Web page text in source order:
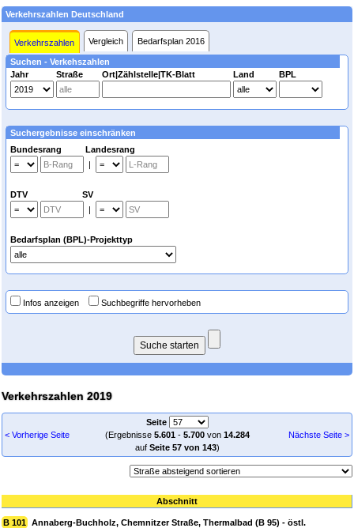
Verkehrszahlen Deutschland
Verkehrszahlen Vergleich Bedarfsplan 2016
Suchen - Verkehszahlen
Jahr
Straße Ort|Zählstelle|TK-Blatt Land BPL
Suchergebnisse einschränken
Bundesrang Landesrang
|
DTV SV
|
Bedarfsplan (BPL)-Projekttyp
Infos anzeigen Suchbegriffe hervorheben
Verkehrszahlen 2019
< Vorherige Seite
Seite
(Ergebnisse 5.601- 5.700von 14.284
auf Seite 57 von 143)
Nächste Seite >
Abschnitt
B 101 Annaberg-Buchholz, Chemnitzer Straße, Thermalbad (B 95) - östl.